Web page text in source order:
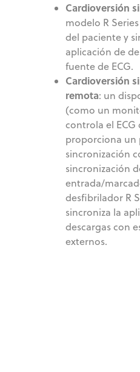
Cardioversión
modelo R
del paciente y
aplicación de
fuente de ECG.
Cardioversión
remota: un
(como un
controla el
proporciona un
sincronización
sincronización
entrada/
desfibrilador R
sincroniza la
descargas con
externos.